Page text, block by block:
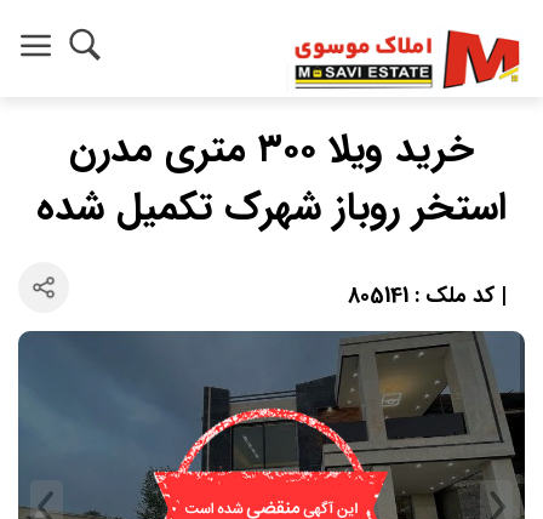
خرید ویلا ۳۰۰ متری مدرن
استخر روباز شهرک تکمیل شده
| کد ملک : 805141